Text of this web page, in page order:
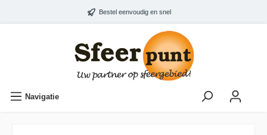
Bestel eenvoudig en snel
Navigatie